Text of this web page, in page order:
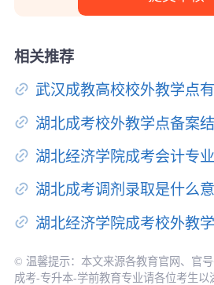
相关推荐
武汉成教高校校外教学点
湖北成考校外教学点备案
湖北经济学院成考会计专
湖北成考调剂录取是什么
湖北经济学院成考校外教
© 温馨提示：本文来源各教育官网、官
成考-专升本-学前教育专业请各位考生